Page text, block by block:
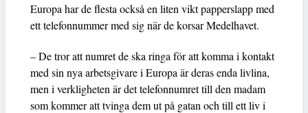
Europa har de flesta också en liten vikt papperslapp med
ett telefonnummer med sig när de korsar Medelhavet.
– De tror att numret de ska ringa för att komma i kontakt
med sin nya arbetsgivare i Europa är deras enda livlina,
men i verkligheten är det telefonnumret till den madam
som kommer att tvinga dem ut på gatan och till ett liv i